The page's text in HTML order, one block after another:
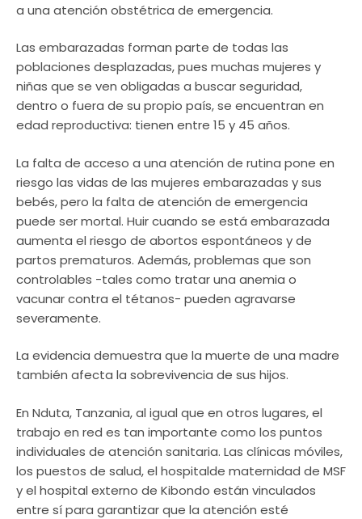
a una atención obstétrica de emergencia.
Las embarazadas forman parte de todas las
poblaciones desplazadas, pues muchas mujeres y
niñas que se ven obligadas a buscar seguridad,
dentro o fuera de su propio país, se encuentran en
edad reproductiva: tienen entre 15 y 45 años.
La falta de acceso a una atención de rutina pone en
riesgo las vidas de las mujeres embarazadas y sus
bebés, pero la falta de atención de emergencia
puede ser mortal. Huir cuando se está embarazada
aumenta el riesgo de abortos espontáneos y de
partos prematuros. Además, problemas que son
controlables -tales como tratar una anemia o
vacunar contra el tétanos- pueden agravarse
severamente.
La evidencia demuestra que la muerte de una madre
también afecta la sobrevivencia de sus hijos.
En Nduta, Tanzania, al igual que en otros lugares, el
trabajo en red es tan importante como los puntos
individuales de atención sanitaria. Las clínicas móviles,
los puestos de salud, el hospitalde maternidad de MSF
y el hospital externo de Kibondo están vinculados
entre sí para garantizar que la atención esté